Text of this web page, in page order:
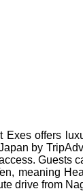
offers
by
meaning
drive from